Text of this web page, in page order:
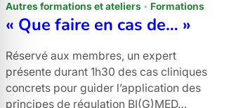
Autres formations et ateliers Formations
« Que faire en cas de… »
Réservé aux membres, un expert
présente durant 1h30 des cas cliniques
concrets pour guider l’application des
principes de régulation BI(G)MED…